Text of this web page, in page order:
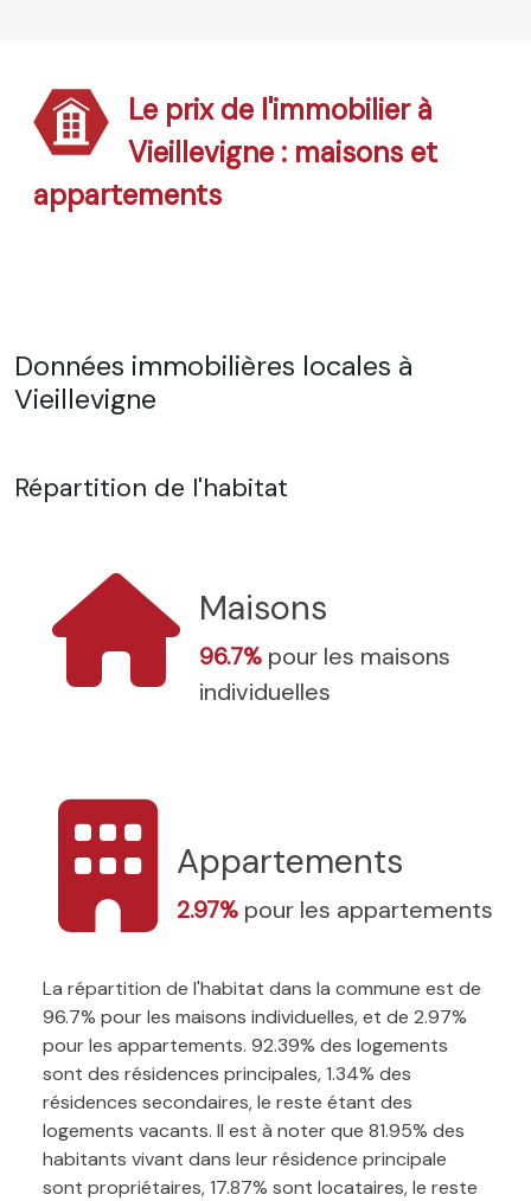
Le prix de l'immobilier à
Vieillevigne : maisons et
appartements
Données immobilières locales à
Vieillevigne
Répartition de l'habitat
Maisons
96.7% pour les maisons
individuelles
Appartements
2.97% pour les appartements
La répartition de l'habitat dans la commune est de
96.7% pour les maisons individuelles, et de 2.97%
pour les appartements. 92.39% des logements
sont des résidences principales, 1.34% des
résidences secondaires, le reste étant des
logements vacants. Il est à noter que 81.95% des
habitants vivant dans leur résidence principale
sont propriétaires, 17.87% sont locataires, le reste